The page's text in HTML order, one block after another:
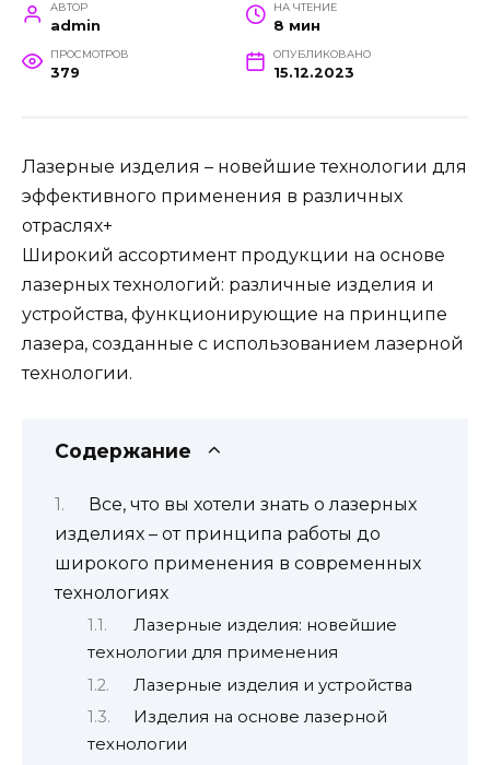
АВТОР
admin
НА ЧТЕНИЕ
8 мин
ПРОСМОТРОВ
379
ОПУБЛИКОВАНО
15.12.2023
Лазерные изделия – новейшие технологии для
эффективного применения в различных
отраслях+
Широкий ассортимент продукции на основе
лазерных технологий: различные изделия и
устройства, функционирующие на принципе
лазера, созданные с использованием лазерной
технологии.
Содержание
Все, что вы хотели знать о лазерных
изделиях – от принципа работы до
широкого применения в современных
технологиях
Лазерные изделия: новейшие
технологии для применения
Лазерные изделия и устройства
Изделия на основе лазерной
технологии